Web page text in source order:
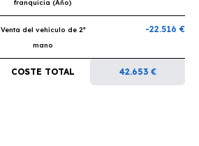
franquicia (Año)
Venta del vehículo de 2ª
mano
-22.516 €
COSTE TOTAL 42.653 €